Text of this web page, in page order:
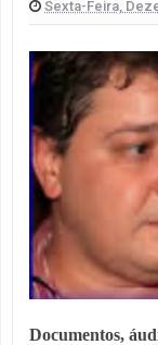
Sexta-Feira,
Documentos,